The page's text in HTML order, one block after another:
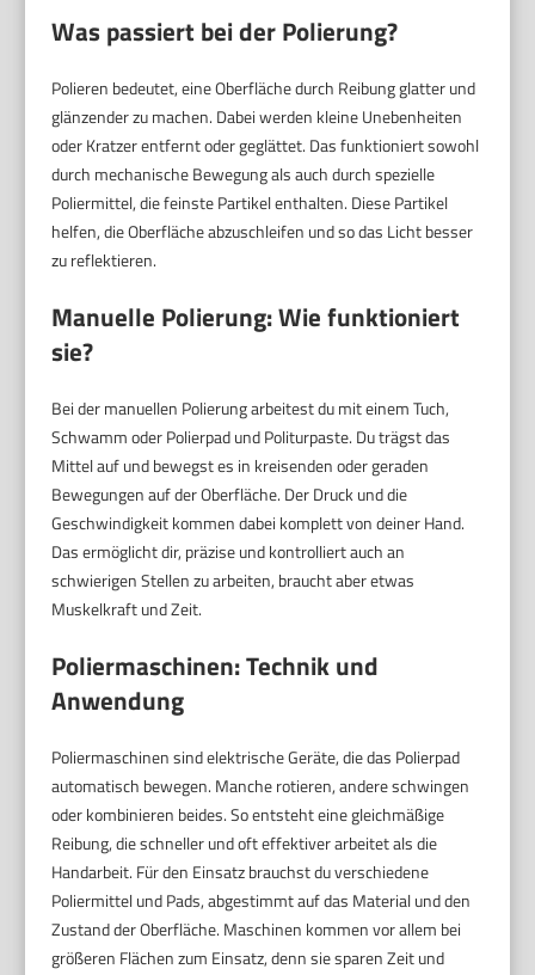
Was passiert bei der Polierung?
Polieren bedeutet, eine Oberfläche durch Reibung glatter und
glänzender zu machen. Dabei werden kleine Unebenheiten
oder Kratzer entfernt oder geglättet. Das funktioniert sowohl
durch mechanische Bewegung als auch durch spezielle
Poliermittel, die feinste Partikel enthalten. Diese Partikel
helfen, die Oberfläche abzuschleifen und so das Licht besser
zu reflektieren.
Manuelle Polierung: Wie funktioniert
sie?
Bei der manuellen Polierung arbeitest du mit einem Tuch,
Schwamm oder Polierpad und Politurpaste. Du trägst das
Mittel auf und bewegst es in kreisenden oder geraden
Bewegungen auf der Oberfläche. Der Druck und die
Geschwindigkeit kommen dabei komplett von deiner Hand.
Das ermöglicht dir, präzise und kontrolliert auch an
schwierigen Stellen zu arbeiten, braucht aber etwas
Muskelkraft und Zeit.
Poliermaschinen: Technik und
Anwendung
Poliermaschinen sind elektrische Geräte, die das Polierpad
automatisch bewegen. Manche rotieren, andere schwingen
oder kombinieren beides. So entsteht eine gleichmäßige
Reibung, die schneller und oft effektiver arbeitet als die
Handarbeit. Für den Einsatz brauchst du verschiedene
Poliermittel und Pads, abgestimmt auf das Material und den
Zustand der Oberfläche. Maschinen kommen vor allem bei
größeren Flächen zum Einsatz, denn sie sparen Zeit und